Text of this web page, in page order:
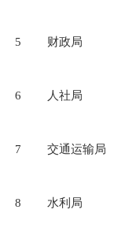
5 财政局
6 人社局
7 交通运输局
8 水利局